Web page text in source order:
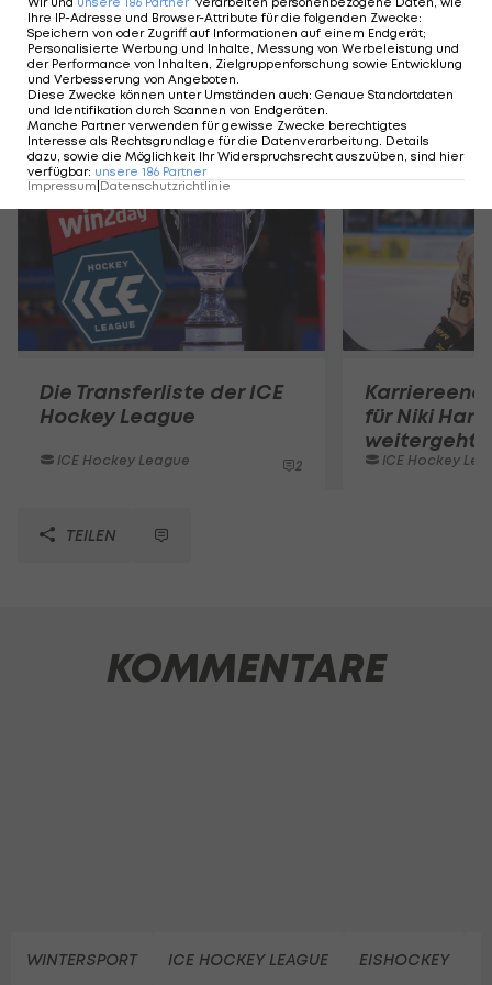
Mehr zum Thema
Die Transferliste der ICE
Hockey League
ICE Hockey League 2
für Niki Hartl
weitergeht
ICE Hockey
TEILEN
KOMMENTARE
WINTERSPORT ICE HOCKEY LEAGUE EISHOCKEY
Ihre IP-Adresse und Browser-Attribute für die folgenden Zwecke:
Speichern von oder Zugriff auf Informationen auf einem Endgerät;
Personalisierte Werbung und Inhalte, Messung von Werbeleistung und
der Performance von Inhalten, Zielgruppenforschung sowie Entwicklung
und Verbesserung von Angeboten.
Diese Zwecke können unter Umständen auch: Genaue Standortdaten
und Identifikation durch Scannen von Endgeräten.
Manche Partner verwenden für gewisse Zwecke berechtigtes
Interesse als Rechtsgrundlage für die Datenverarbeitung. Details
dazu, sowie die Möglichkeit Ihr Widerspruchsrecht auszuüben, sind hier
verfügbar: unsere 186 Partner
Impressum Datenschutzrichtlinie